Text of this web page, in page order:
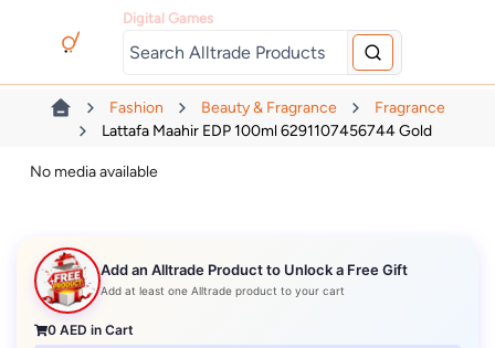
Digital Games
Fashion Beauty & Fragrance
Fragrance
Lattafa Maahir EDP 100ml 6291107456744 Gold
No media available
Add an Alltrade Product to Unlock a Free Gift
Add at least one Alltrade product to your cart
0 AED in Cart